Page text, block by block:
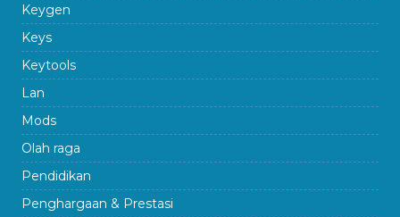
Keygen
Keys
Keytools
Lan
Mods
Olah raga
Pendidikan
Penghargaan & Prestasi